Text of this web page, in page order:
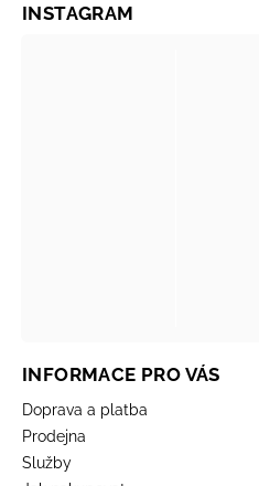
INFORMACE PRO VÁS
Doprava a platba
Prodejna
Služby
INSTAGRAM